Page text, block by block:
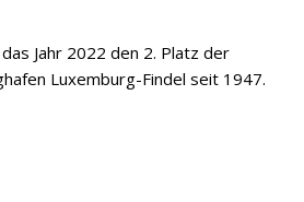
Jahr 2022 den 2. Platz der
Luxemburg-Findel seit 1947.